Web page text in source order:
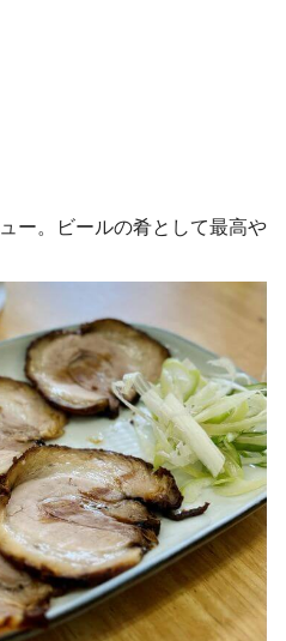
ー。ビールの肴として最高や